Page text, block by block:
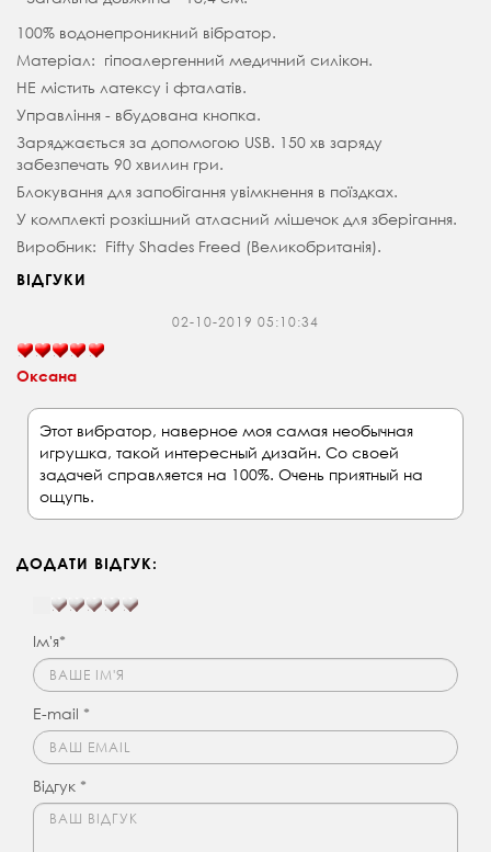
100% водонепроникний вібратор.
Матеріал: гіпоалергенний медичний силікон.
НЕ містить латексу і фталатів.
Управління - вбудована кнопка.
Заряджається за допомогою USB. 150 хв заряду
забезпечать 90 хвилин гри.
Блокування для запобігання увімкнення в поїздках.
У комплекті розкішний атласний мішечок для зберігання.
Виробник: Fifty Shades Freed (Великобританія).
ВІДГУКИ
02-10-2019 05:10:34
Оксана
Этот вибратор, наверное моя самая необычная
игрушка, такой интересный дизайн. Со своей
задачей справляется на 100%. Очень приятный на
ощупь.
ДОДАТИ ВІДГУК:
Ім'я*
E-mail *
Відгук *